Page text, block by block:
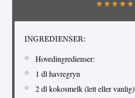
INGREDIENSER:
Hovedingredienser:
1 dl havregryn
2 dl kokosmelk (lett eller vanlig)